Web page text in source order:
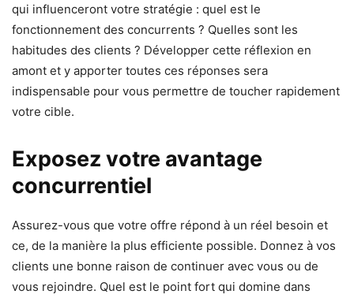
qui influenceront votre stratégie : quel est le
fonctionnement des concurrents ? Quelles sont les
habitudes des clients ? Développer cette réflexion en
amont et y apporter toutes ces réponses sera
indispensable pour vous permettre de toucher rapidement
votre cible.
Exposez votre avantage
concurrentiel
Assurez-vous que votre offre répond à un réel besoin et
ce, de la manière la plus efficiente possible. Donnez à vos
clients une bonne raison de continuer avec vous ou de
vous rejoindre. Quel est le point fort qui domine dans